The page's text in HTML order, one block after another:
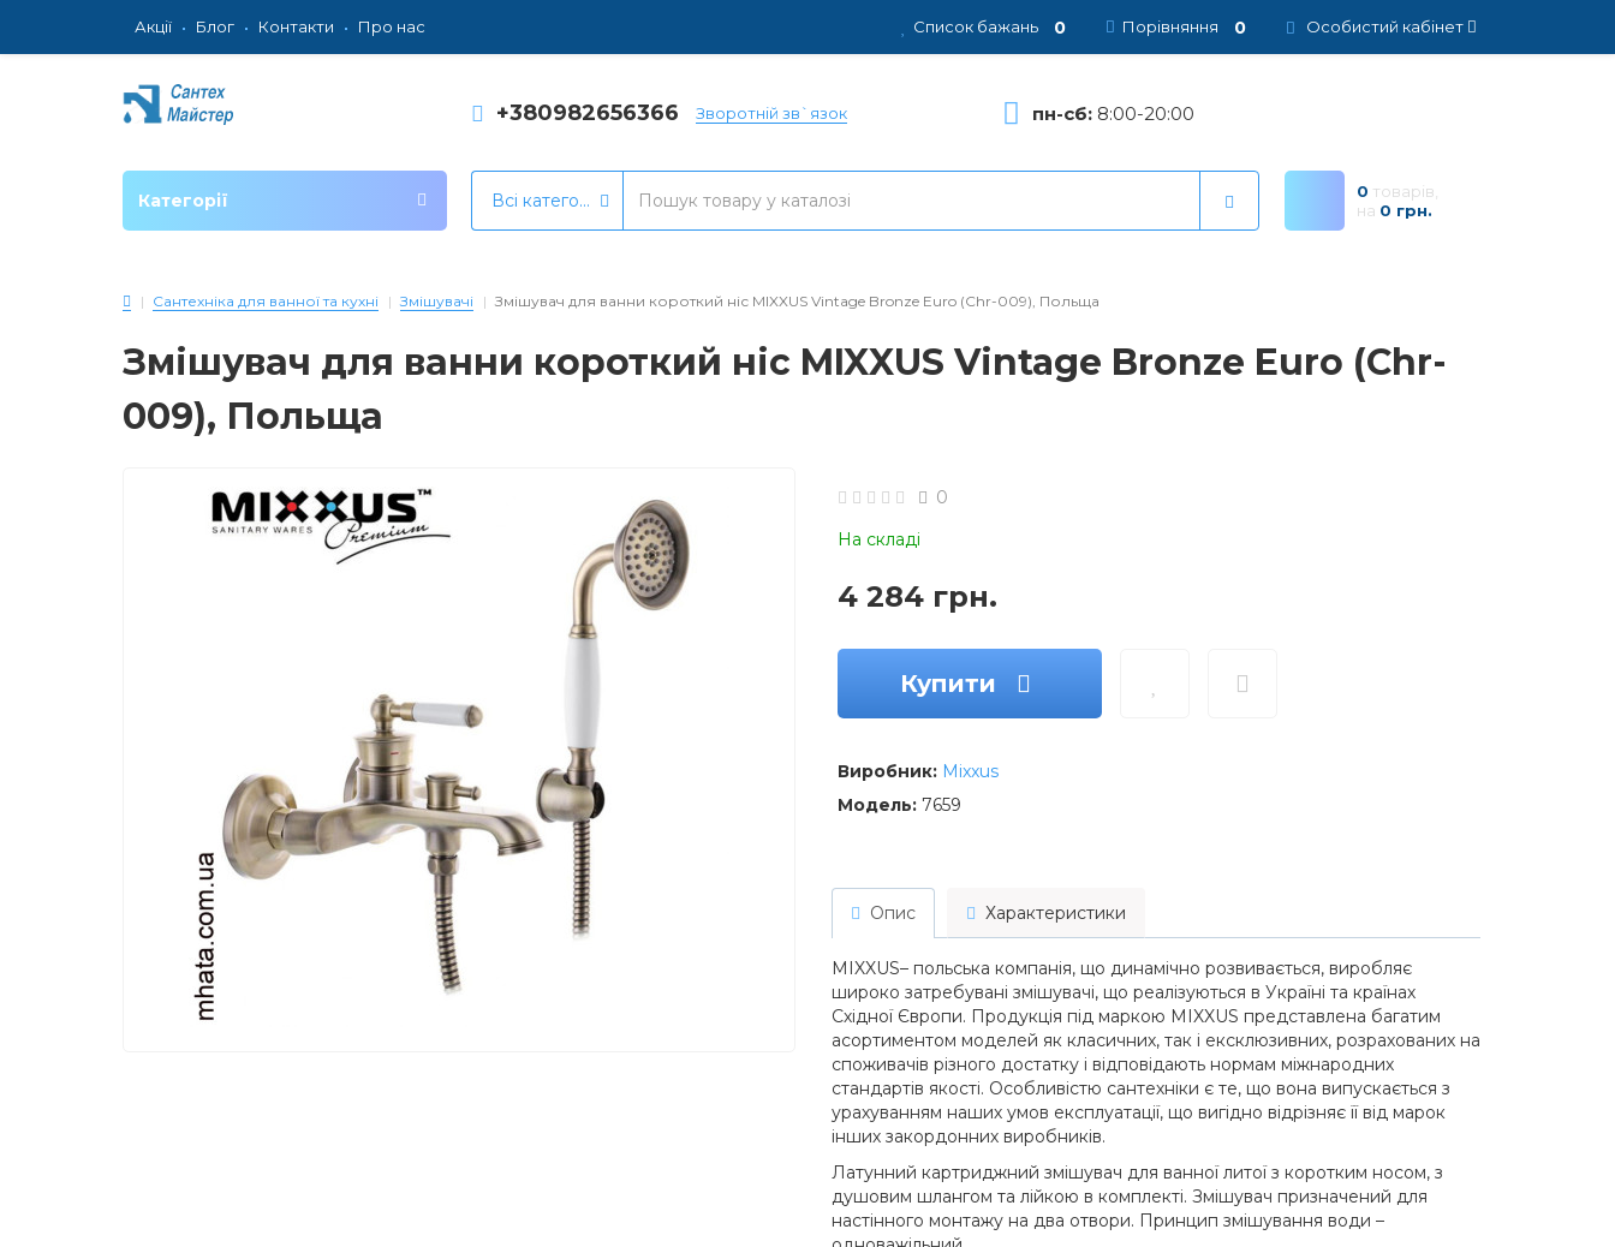
Акції Блог Контакти Про нас Особистий кабінет
Список бажань 0 Порівняння 0
+380982656366 Зворотній зв`язок пн-сб:8:00-20:00
Всі категорії 0 товарів,
на 0 грн.
Категорії
Сантехніка для ванної та кухні Змішувачі Змішувач для ванни короткий ніс MIXXUS Vintage Bronze Euro (Chr-009), Польща
Змішувач для ванни короткий ніс MIXXUS Vintage Bronze Euro (Chr-
009), Польща
0
На складі
4 284 грн.
Купити
Виробник: Mixxus
Модель: 7659
Опис Характеристики
MIXXUS– польська компанія, що динамічно розвивається, виробляє
широко затребувані змішувачі, що реалізуються в Україні та країнах
Східної Європи. Продукція під маркою MIXXUS представлена багатим
асортиментом моделей як класичних, так і ексклюзивних, розрахованих на
споживачів різного достатку і відповідають нормам міжнародних
стандартів якості. Особливістю сантехніки є те, що вона випускається з
урахуванням наших умов експлуатації, що вигідно відрізняє її від марок
інших закордонних виробників.
Латунний картриджний змішувач для ванної литої з коротким носом, з
душовим шлангом та лійкою в комплекті. Змішувач призначений для
настінного монтажу на два отвори. Принцип змішування води –